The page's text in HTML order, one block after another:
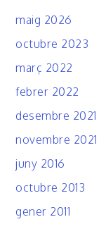
maig 2026
octubre 2023
març 2022
febrer 2022
desembre 2021
novembre 2021
juny 2016
octubre 2013
gener 2011